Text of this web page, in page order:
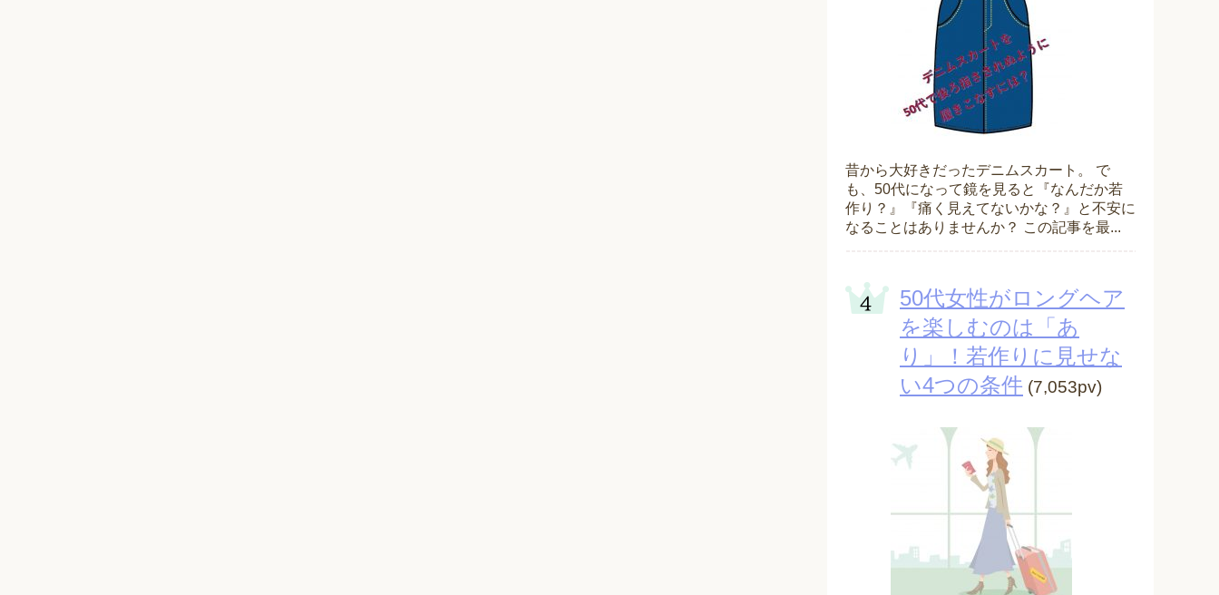
昔から大好きだったデニムスカート。 で
も、50代になって鏡を見ると『なんだか若
作り？』『痛く見えてないかな？』と不安に
なることはありませんか？ この記事を最...
50代女性がロングヘア
を楽しむのは「あ
り」！若作りに見せな
い4つの条件 (7,053pv)